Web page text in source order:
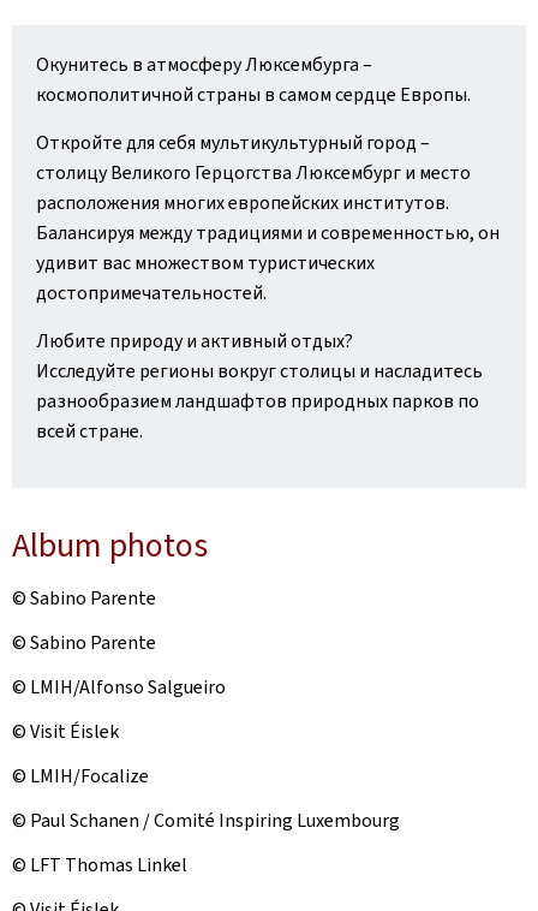
Окунитесь в атмосферу Люксембурга –
космополитичной страны в самом сердце Европы.
Откройте для себя мультикультурный город –
столицу Великого Герцогства Люксембург и место
расположения многих европейских институтов.
Балансируя между традициями и современностью, он
удивит вас множеством туристических
достопримечательностей.
Любите природу и активный отдых?
Исследуйте регионы вокруг столицы и насладитесь
разнообразием ландшафтов природных парков по
всей стране.
Album photos
© Sabino Parente
© Sabino Parente
© LMIH/Alfonso Salgueiro
© Visit Éislek
© LMIH/Focalize
© Paul Schanen / Comité Inspiring Luxembourg
© LFT Thomas Linkel